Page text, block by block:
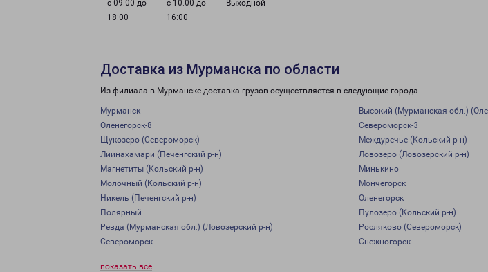
с 09:00 до
18:00
с 10:00 до
16:00
Выходной
Доставка из Мурманска по области
Из филиала в Мурманске доставка грузов осуществляется в следующие города:
Мурманск Высокий (Мурманская обл.)
Оленегорск-8
Североморск-3
Щукозеро (Североморск)
Междуречье (Кольский р-н)
Лиинахамари (Печенгский р-н)
Ловозеро (Ловозерский р-н)
Магнетиты (Кольский р-н)
Минькино
Молочный (Кольский р-н)
Мончегорск
Никель (Печенгский р-н)
Оленегорск
Полярный
Пулозеро (Кольский р-н)
Ревда (Мурманская обл.) (Ловозерский р-н)
Росляково (Североморск)
Североморск
Снежногорск
показать всё